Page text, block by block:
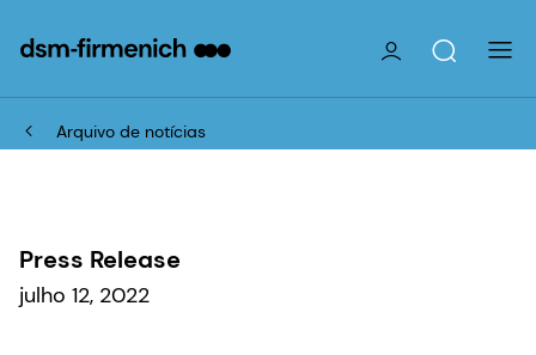
Arquivo de notícias
Press Release
julho 12, 2022